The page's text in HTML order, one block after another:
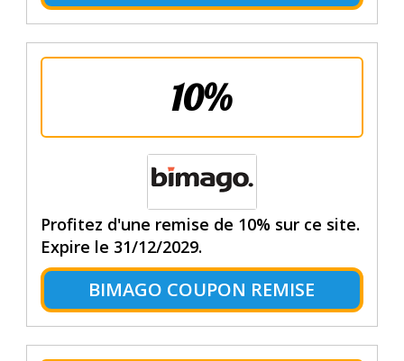
10%
Profitez d'une remise de 10% sur ce site.
Expire le 31/12/2029.
BIMAGO COUPON REMISE